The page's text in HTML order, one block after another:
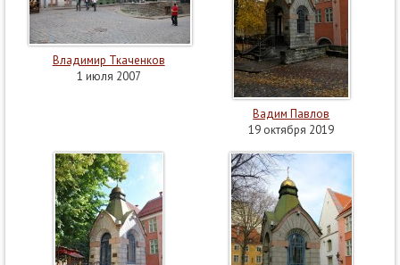
Владимир Ткаченков
1 июля 2007
Вадим Павлов
19 октября 2019